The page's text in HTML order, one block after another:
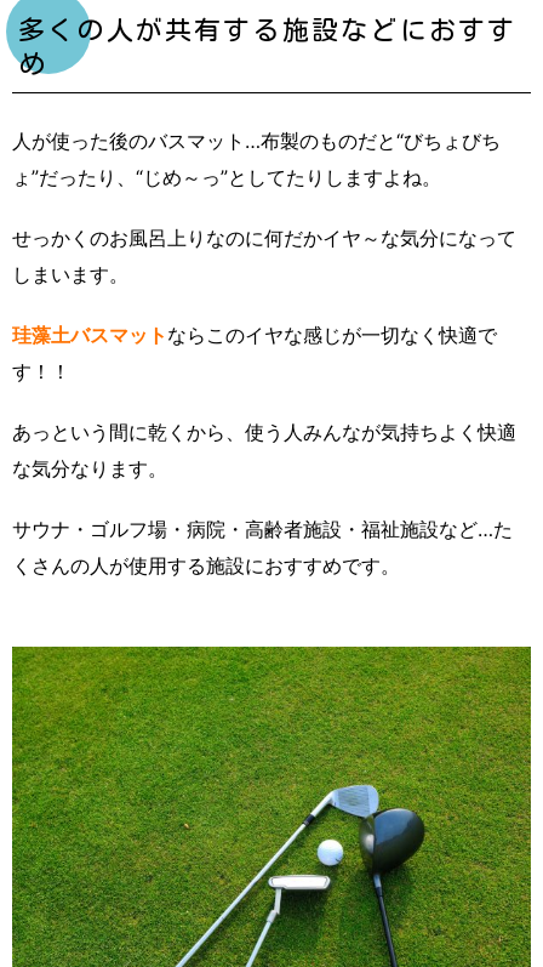
多くの人が共有する施設などにおすす
め
人が使った後のバスマット…布製のものだと“びちょびち
ょ”だったり、“じめ～っ”としてたりしますよね。
せっかくのお風呂上りなのに何だかイヤ～な気分になって
しまいます。
珪藻土バスマット ならこのイヤな感じが一切なく快適で
す！！
あっという間に乾くから、使う人みんなが気持ちよく快適
な気分なります。
サウナ・ゴルフ場・病院・高齢者施設・福祉施設など…た
くさんの人が使用する施設におすすめです。